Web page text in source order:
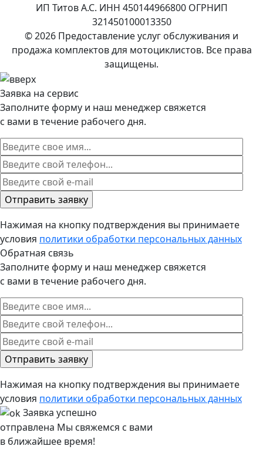
ИП Титов А.С. ИНН 450144966800 ОГРНИП
321450100013350
© 2026 Предоставление услуг обслуживания и
продажа комплектов для мотоциклистов. Все права
защищены.
Заявка на сервис
Заполните форму и наш менеджер свяжется
с вами в течение рабочего дня.
Нажимая на кнопку подтверждения вы принимаете
условия политики обработки персональных данных
Обратная связь
Заполните форму и наш менеджер свяжется
с вами в течение рабочего дня.
Нажимая на кнопку подтверждения вы принимаете
условия политики обработки персональных данных
Заявка успешно
отправлена Мы свяжемся с вами
в ближайшее время!